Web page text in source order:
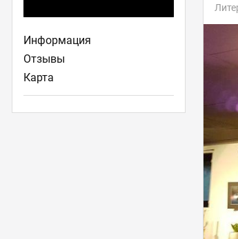
Информация
Отзывы
Карта